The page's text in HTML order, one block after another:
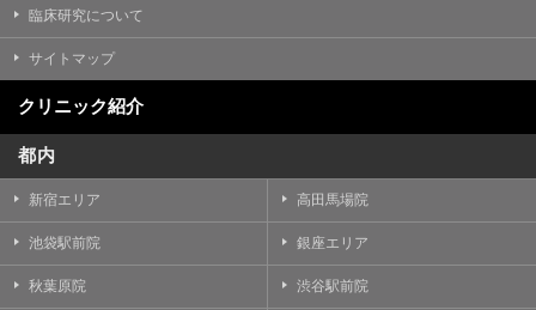
臨床研究について
サイトマップ
クリニック紹介
都内
新宿エリア 高田馬場院
池袋駅前院 銀座エリア
秋葉原院 渋谷駅前院